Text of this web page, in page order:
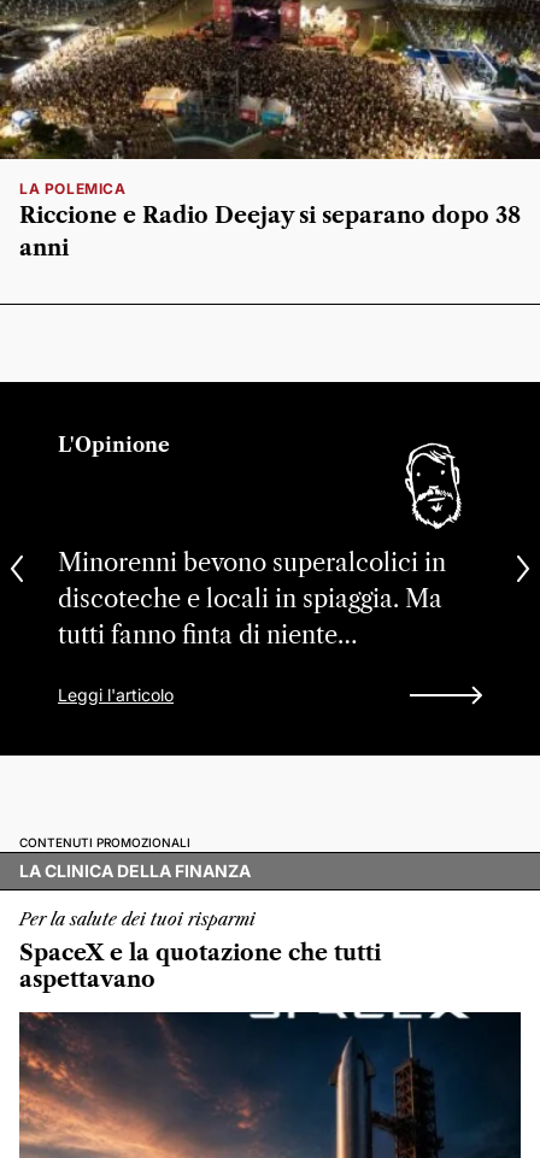
LA POLEMICA
Riccione e Radio Deejay si separano dopo 38
anni
L'Opinione
Minorenni bevono superalcolici in
discoteche e locali in spiaggia. Ma
tutti fanno finta di niente…
Leggi l'articolo
CONTENUTI PROMOZIONALI
LA CLINICA DELLA FINANZA
Per la salute dei tuoi risparmi
SpaceX e la quotazione che tutti
aspettavano